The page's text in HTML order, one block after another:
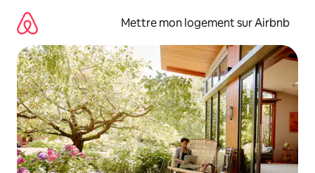
directement
contenu
Mettre mon logement sur Airbnb